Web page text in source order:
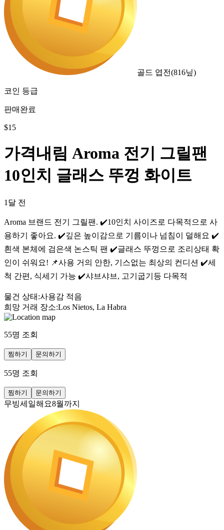
골드 엽전(816닢)
코인 등급
판매완료
$15
가격내림 Aroma 전기 그릴팬
10인치 글래스 뚜껑 화이트
1달 전
Aroma 브랜드 전기 그릴팬. ✔️10인치 사이즈로 다목적으로 사
용하기 좋아요. ✔️깊은 높이감으로 기름이나 넘침이 덜해요 ✔️
흰색 본체에 검은색 논스틱 팬 ✔️글래스 뚜껑으로 조리상태 확
인이 쉬워요! 📌사용 거의 안한, 기스없는 최상의 컨디션 ✔️세
척 간편, 식세기 가능 ✔️샤브샤브, 고기굽기등 다목적
물건 상태 :사용감 적음
희망 거래 장소:Los Nietos, La Habra
55명 조회
찜하기 문의하기
55명 조회
찜하기 문의하기
무빙세일해요8월까지